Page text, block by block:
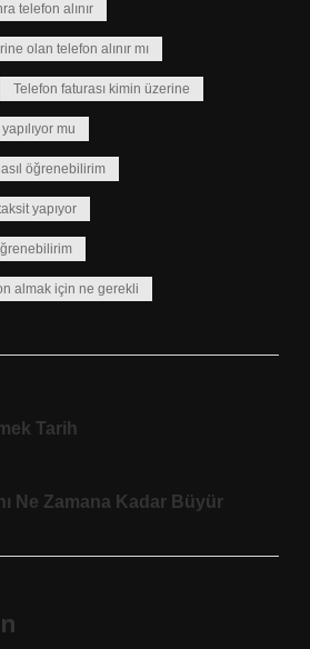
telefon alınır
olan telefon alınır mı
Telefon faturası kimin üzerine
mu
öğrenebilirim
yapıyor
almak için ne gerekli
Tarih
Ne Zamana Kadar Büyür